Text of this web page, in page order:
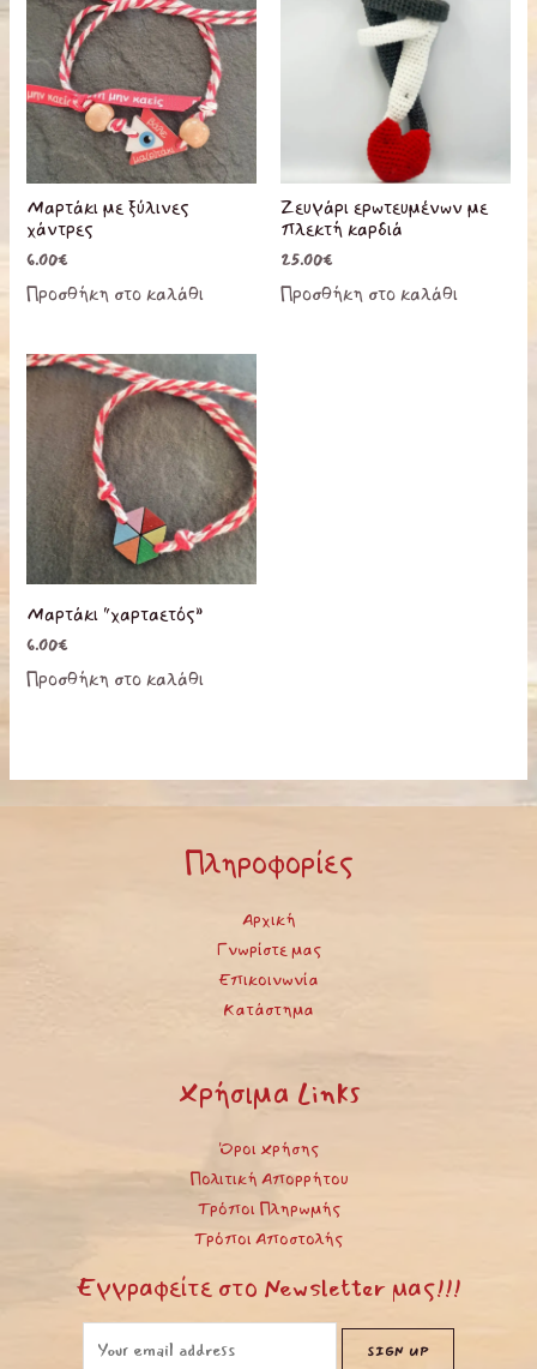
Μαρτάκι με ξύλινες
χάντρες
6.00€
Προσθήκη στο καλάθι
Ζευγάρι ερωτευμένων με
πλεκτή καρδιά
25.00€
Προσθήκη στο καλάθι
Μαρτάκι “χαρταετός”
6.00€
Προσθήκη στο καλάθι
Πληροφορίες
Αρχική
Γνωρίστε μας
Επικοινωνία
Κατάστημα
Χρήσιμα Links
Όροι Χρήσης
Πολιτική Απορρήτου
Τρόποι Πληρωμής
Τρόποι Αποστολής
Εγγραφείτε στο Newsletter μας!!!